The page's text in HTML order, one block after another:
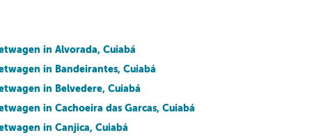
in Alvorada, Cuiabá
in Bandeirantes, Cuiabá
in Belvedere, Cuiabá
in Cachoeira das Garcas, Cuiabá
in Canjica, Cuiabá